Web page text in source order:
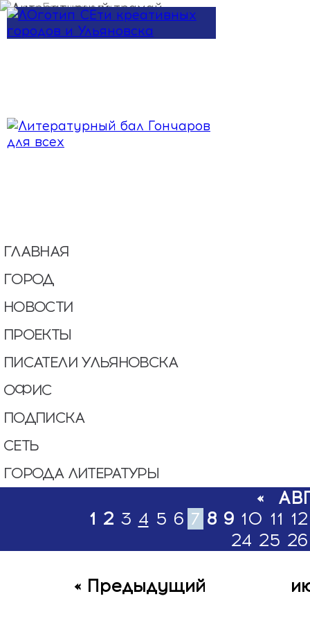
Перейти к основному содержанию
ГЛАВНАЯ
ГОРОД
НОВОСТИ
ПРОЕКТЫ
ПИСАТЕЛИ УЛЬЯНОВСКА
ОФИС
ПОДПИСКА
СЕТЬ
ГОРОДА ЛИТЕРАТУРЫ
«
1 2 3 4 5 6 7 8 9 10 11 12
24 25 26
« Предыдущий